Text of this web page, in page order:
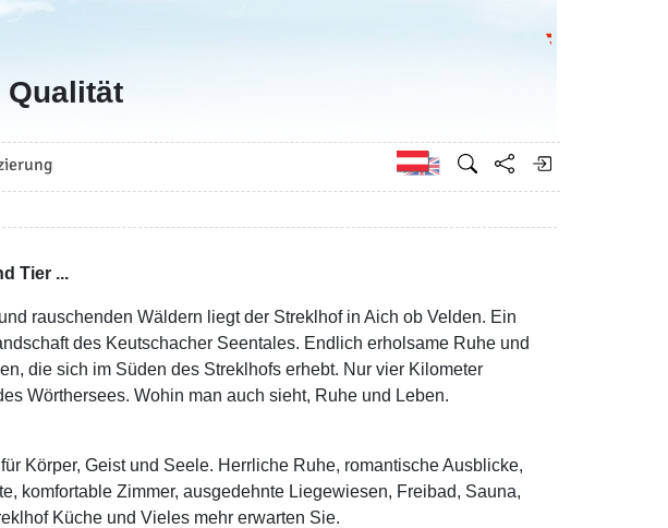
Qualität
Englisch
Tier ...
rauschenden Wäldern liegt der Streklhof in Aich ob Velden. Ein
des Keutschacher Seentales. Endlich erholsame Ruhe und
die sich im Süden des Streklhofs erhebt. Nur vier Kilometer
Wörthersees. Wohin man auch sieht, Ruhe und Leben.
Körper, Geist und Seele. Herrliche Ruhe, romantische Ausblicke,
komfortable Zimmer, ausgedehnte Liegewiesen, Freibad, Sauna,
Küche und Vieles mehr erwarten Sie.